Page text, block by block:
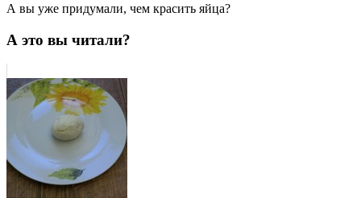
А вы уже придумали, чем красить яйца?
А это вы читали?